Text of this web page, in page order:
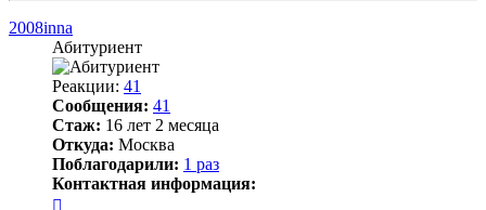
2008inna
Абитуриент
Реакции: 41
Сообщения: 41
Стаж: 16 лет 2 месяца
Откуда: Москва
Поблагодарили: 1 раз
Контактная информация: